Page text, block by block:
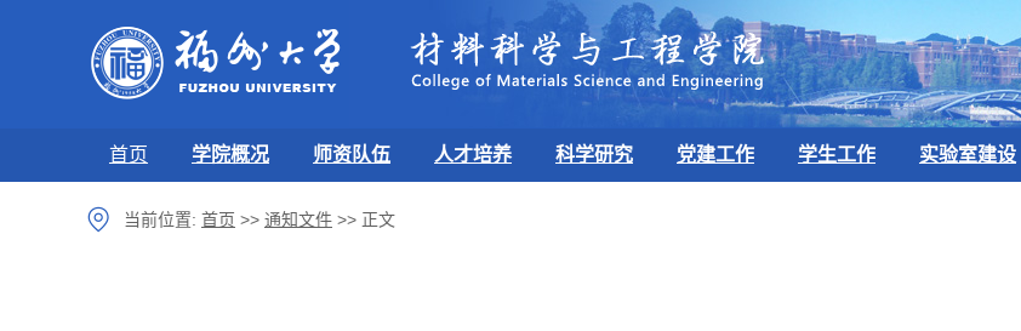
首页 学院概况 师资队伍 人才培养 科学研究 党建工作 学生工作 实验室建设
当前位置: 首页 >> 通知文件 >> 正文